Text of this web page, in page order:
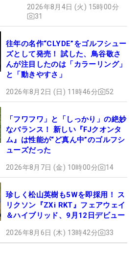
セッティング
2026年8月4日 (火) 15時00分
31
往年の名作“CLYDE”をゴルフシュー
ズとして発売！ 試した、鳥谷敬さ
んが注目したのは「カラーリング」
と「動きやすさ」
2026年8月2日 (日) 11時46分 52
「フワフワ」と「しっかり」の絶妙
なバランス！ 新しい『FJクオンタ
ム』は性能が“ど真ん中”のゴルフシ
ューズだった
2026年8月7日 (金) 10時00分 14
珍しく松山英樹も5Wを即採用！ ス
リクソン『ZXi RKT』フェアウェイ
＆ハイブリッド、9月12日デビュー
2026年8月6日 (木) 13時42分 33